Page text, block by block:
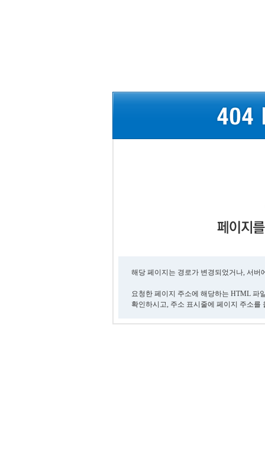
해당 페이지는 경로가 변경되었거나, 서
요청한 페이지 주소에 해당하는 HTML 파
확인하시고, 주소 표시줄에 페이지 주소